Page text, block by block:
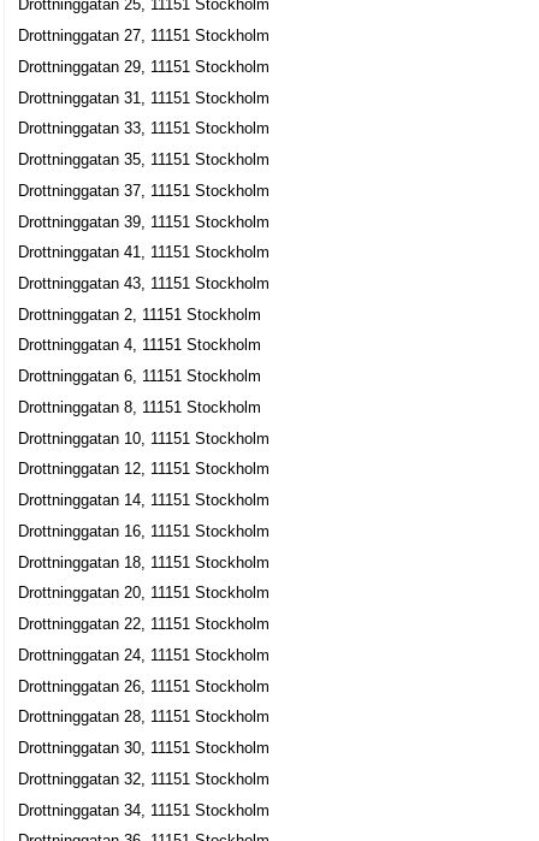
Mattias Lindström Music Ent.
Drottninggatan 110, 11360 Stockholm
Baseline Publishing HB
Drottninggatan 110, 11360 Stockholm
Spoonbender HB
Allan Hugo Henricsson
Drottninggatan 110, 11360 Stockholm
Hyde's AB
Hans David Nilsson
Drottninggatan 110, 11360 Stockholm
Drottninggatan 25, 11151 Stockholm
Drottninggatan 27, 11151 Stockholm
Drottninggatan 29, 11151 Stockholm
Drottninggatan 31, 11151 Stockholm
Drottninggatan 33, 11151 Stockholm
Drottninggatan 35, 11151 Stockholm
Drottninggatan 37, 11151 Stockholm
Drottninggatan 39, 11151 Stockholm
Drottninggatan 41, 11151 Stockholm
Drottninggatan 43, 11151 Stockholm
Drottninggatan 2, 11151 Stockholm
Drottninggatan 4, 11151 Stockholm
Drottninggatan 6, 11151 Stockholm
Drottninggatan 8, 11151 Stockholm
Drottninggatan 10, 11151 Stockholm
Drottninggatan 12, 11151 Stockholm
Drottninggatan 14, 11151 Stockholm
Drottninggatan 16, 11151 Stockholm
Drottninggatan 18, 11151 Stockholm
Drottninggatan 20, 11151 Stockholm
Drottninggatan 22, 11151 Stockholm
Drottninggatan 24, 11151 Stockholm
Drottninggatan 26, 11151 Stockholm
Drottninggatan 28, 11151 Stockholm
Drottninggatan 30, 11151 Stockholm
Drottninggatan 32, 11151 Stockholm
Drottninggatan 34, 11151 Stockholm